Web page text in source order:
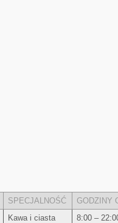
SPECJALNOŚĆ
GODZINY
Kawa i ciasta
8:00 –